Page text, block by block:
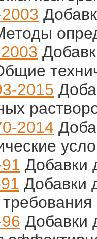
2015
2014
Добавки
Добавки
Добавки